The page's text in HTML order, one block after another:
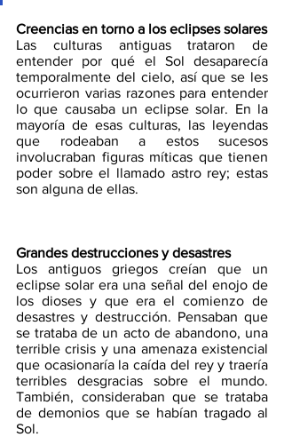
Creencias en torno a los eclipses solares
Las culturas antiguas trataron de
entender por qué el Sol desaparecía
temporalmente del cielo, así que se les
ocurrieron varias razones para entender
lo que causaba un eclipse solar. En la
mayoría de esas culturas, las leyendas
que rodeaban a estos sucesos
involucraban figuras míticas que tienen
poder sobre el llamado astro rey; estas
son alguna de ellas.
Grandes destrucciones y desastres
Los antiguos griegos creían que un
eclipse solar era una señal del enojo de
los dioses y que era el comienzo de
desastres y destrucción. Pensaban que
se trataba de un acto de abandono, una
terrible crisis y una amenaza existencial
que ocasionaría la caída del rey y traería
terribles desgracias sobre el mundo.
También, consideraban que se trataba
de demonios que se habían tragado al
Sol.